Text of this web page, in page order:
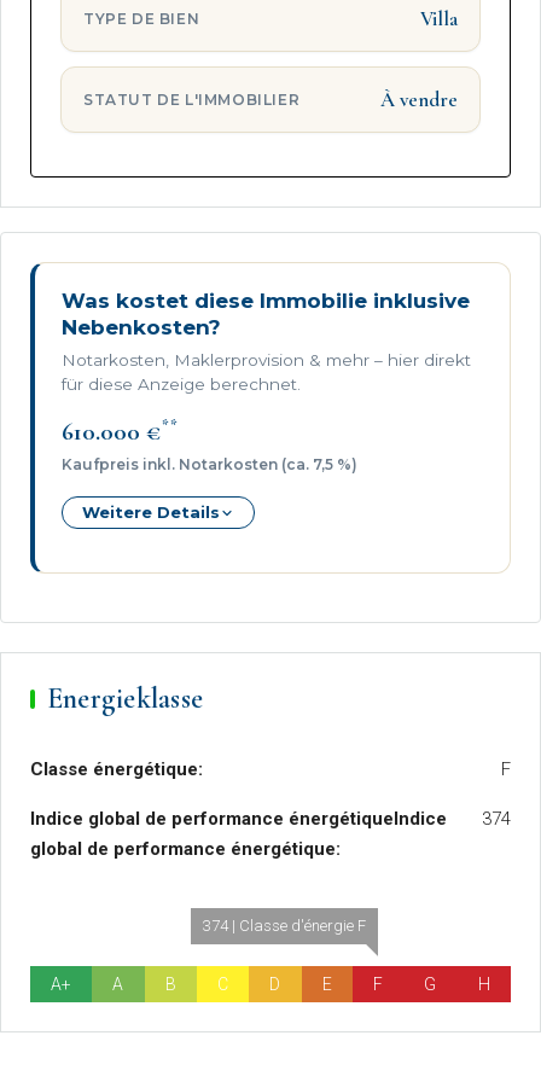
informations sur les risques auxquels ce bien est
exposé sont disponibles sur le site Géorisques : .
Votre conseiller Ketzinger International Realty :
Pauline DELEFLIE
Rsac 498 673 151
TYPE DE BIEN Villa
STATUT DE L'IMMOBILIER À vendre
Was kostet diese Immobilie inklusive
Nebenkosten?
Notarkosten, Maklerprovision & mehr – hier direkt
für diese Anzeige berechnet.
610.000 €**
Kaufpreis inkl. Notarkosten (ca. 7,5 %)
Weitere Details
Energieklasse
Classe énergétique: F
Indice global de performance énergétiqueIndice
global de performance énergétique:
374
A+ A B C D E
374 | Classe d'énergie F
F G H